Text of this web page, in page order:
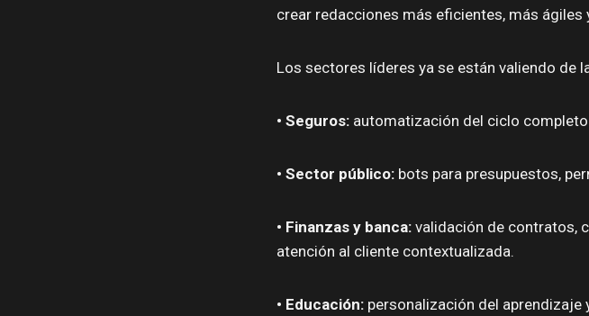
crear redacciones más eficientes, más
Los sectores líderes ya se están valiendo de
• Seguros: automatización del ciclo
• Sector público: bots para presupuestos,
• Finanzas y banca: validación de contratos,
atención al cliente contextualizada.
• Educación: personalización del aprendizaje